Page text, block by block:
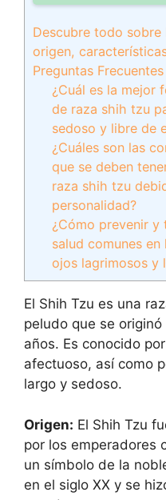
Descubre todo
origen,
Preguntas Frecuentes
¿Cuál es la mejor
de raza shih tzu
sedoso y libre de
¿Cuáles son las
que se deben
raza shih tzu
personalidad?
¿Cómo prevenir
salud comunes
ojos lagrimosos y
El Shih Tzu es una
peludo que se
años. Es conocido
afectuoso, así como
largo y sedoso.
Origen: El Shih Tzu
por los emperadores
un símbolo de la
en el siglo XX y se